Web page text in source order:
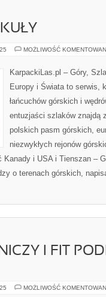
MOŻLIWOŚĆ
KarpackiLas.pl – Góry,
Europy i Świata to serwis,
łańcuchów górskich i
entuzjaści szlaków znajdą
polskich pasm górskich,
niezwykłych rejonów
i USA i Tienszan –
o terenach górskich,
I FIT
MOŻLIWOŚĆ